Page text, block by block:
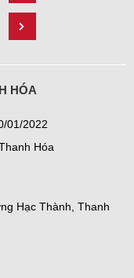
HÓA
01/2022
Hóa
Hạc Thành, Thanh